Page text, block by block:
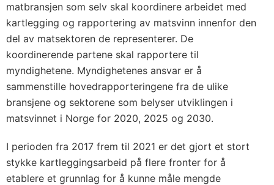
matbransjen som selv skal koordinere arbeidet med
kartlegging og rapportering av matsvinn innenfor den
del av matsektoren de representerer. De
koordinerende partene skal rapportere til
myndighetene. Myndighetenes ansvar er å
sammenstille hovedrapporteringene fra de ulike
bransjene og sektorene som belyser utviklingen i
matsvinnet i Norge for 2020, 2025 og 2030.
I perioden fra 2017 frem til 2021 er det gjort et stort
stykke kartleggingsarbeid på flere fronter for å
etablere et grunnlag for å kunne måle mengde